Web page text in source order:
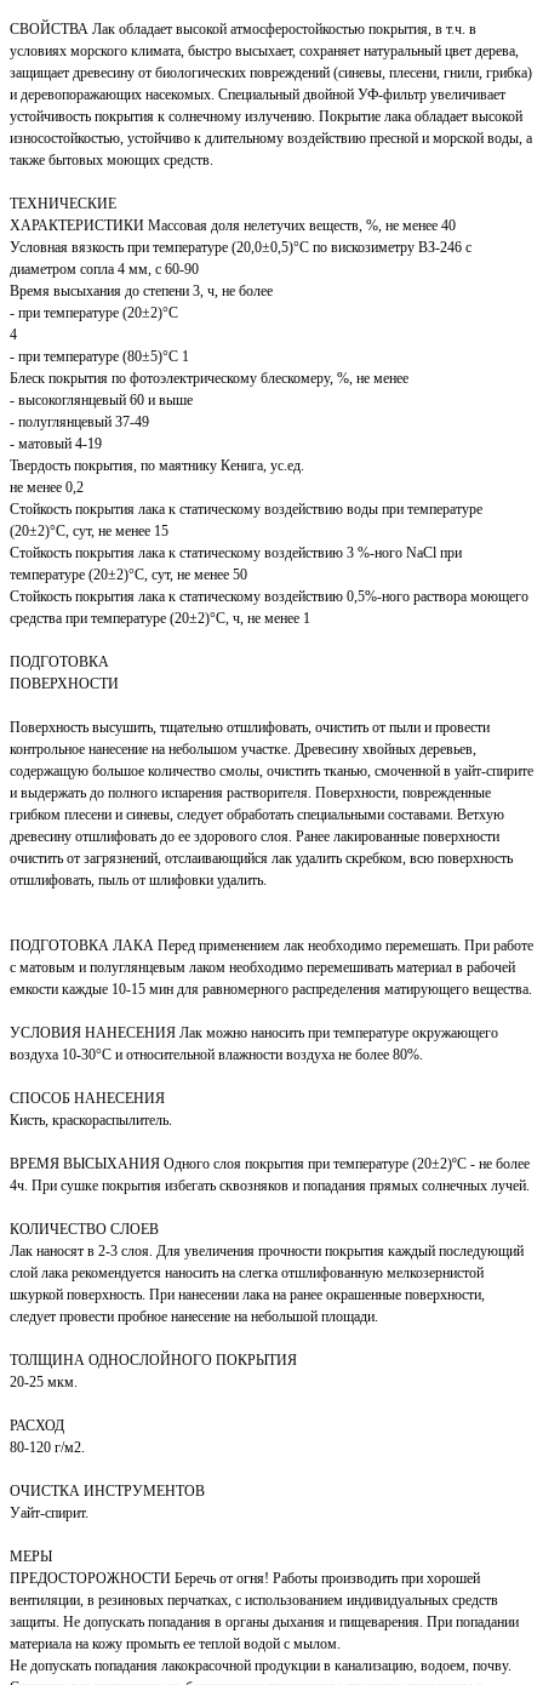
СВОЙСТВА Лак обладает высокой атмосферостойкостью покрытия, в т.ч. в
условиях морского климата, быстро высыхает, сохраняет натуральный цвет дерева,
защищает древесину от биологических повреждений (синевы, плесени, гнили, грибка)
и деревопоражающих насекомых. Специальный двойной УФ-фильтр увеличивает
устойчивость покрытия к солнечному излучению. Покрытие лака обладает высокой
износостойкостью, устойчиво к длительному воздействию пресной и морской воды, а
также бытовых моющих средств.
ТЕХНИЧЕСКИЕ
ХАРАКТЕРИСТИКИ Массовая доля нелетучих веществ, %, не менее 40
Условная вязкость при температуре (20,0±0,5)°С по вискозиметру ВЗ-246 с
диаметром сопла 4 мм, с 60-90
Время высыхания до степени 3, ч, не более
- при температуре (20±2)°С
4
- при температуре (80±5)°С 1
Блеск покрытия по фотоэлектрическому блескомеру, %, не менее
- высокоглянцевый 60 и выше
- полуглянцевый 37-49
- матовый 4-19
Твердость покрытия, по маятнику Кенига, ус.ед.
не менее 0,2
Стойкость покрытия лака к статическому воздействию воды при температуре
(20±2)°С, сут, не менее 15
Стойкость покрытия лака к статическому воздействию 3 %-ного NaCl при
температуре (20±2)°С, сут, не менее 50
Стойкость покрытия лака к статическому воздействию 0,5%-ного раствора моющего
средства при температуре (20±2)°С, ч, не менее 1
ПОДГОТОВКА
ПОВЕРХНОСТИ
Поверхность высушить, тщательно отшлифовать, очистить от пыли и провести
контрольное нанесение на небольшом участке. Древесину хвойных деревьев,
содержащую большое количество смолы, очистить тканью, смоченной в уайт-спирите
и выдержать до полного испарения растворителя. Поверхности, поврежденные
грибком плесени и синевы, следует обработать специальными составами. Ветхую
древесину отшлифовать до ее здорового слоя. Ранее лакированные поверхности
очистить от загрязнений, отслаивающийся лак удалить скребком, всю поверхность
отшлифовать, пыль от шлифовки удалить.
ПОДГОТОВКА ЛАКА Перед применением лак необходимо перемешать. При работе
с матовым и полуглянцевым лаком необходимо перемешивать материал в рабочей
емкости каждые 10-15 мин для равномерного распределения матирующего вещества.
УСЛОВИЯ НАНЕСЕНИЯ Лак можно наносить при температуре окружающего
воздуха 10-30°С и относительной влажности воздуха не более 80%.
СПОСОБ НАНЕСЕНИЯ
Кисть, краскораспылитель.
ВРЕМЯ ВЫСЫХАНИЯ Одного слоя покрытия при температуре (20±2)ºС - не более
4ч. При сушке покрытия избегать сквозняков и попадания прямых солнечных лучей.
КОЛИЧЕСТВО СЛОЕВ
Лак наносят в 2-3 слоя. Для увеличения прочности покрытия каждый последующий
слой лака рекомендуется наносить на слегка отшлифованную мелкозернистой
шкуркой поверхность. При нанесении лака на ранее окрашенные поверхности,
следует провести пробное нанесение на небольшой площади.
ТОЛЩИНА ОДНОСЛОЙНОГО ПОКРЫТИЯ
20-25 мкм.
РАСХОД
80-120 г/м2.
ОЧИСТКА ИНСТРУМЕНТОВ
Уайт-спирит.
МЕРЫ
ПРЕДОСТОРОЖНОСТИ Беречь от огня! Работы производить при хорошей
вентиляции, в резиновых перчатках, с использованием индивидуальных средств
защиты. Не допускать попадания в органы дыхания и пищеварения. При попадании
материала на кожу промыть ее теплой водой с мылом.
Не допускать попадания лакокрасочной продукции в канализацию, водоем, почву.